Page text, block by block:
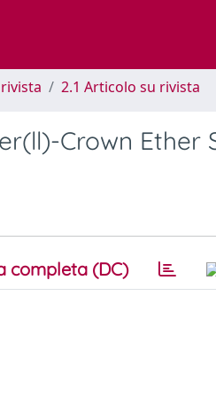
2.1 Articolo su rivista
Crown Ether
completa (DC)